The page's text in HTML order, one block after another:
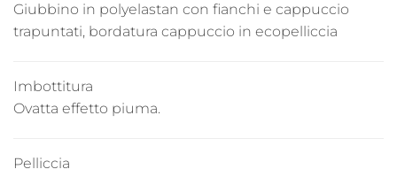
Giubbino in polyelastan con fianchi e cappuccio
trapuntati, bordatura cappuccio in ecopelliccia
Imbottitura
Ovatta effetto piuma.
Pelliccia